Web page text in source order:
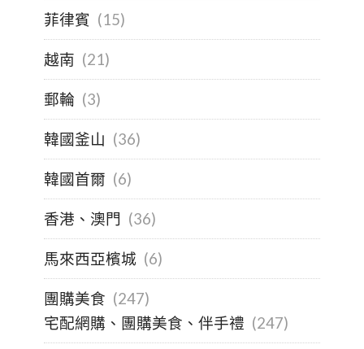
菲律賓 (15)
越南 (21)
郵輪 (3)
韓國釜山 (36)
韓國首爾 (6)
香港、澳門 (36)
馬來西亞檳城 (6)
團購美食 (247)
宅配網購、團購美食、伴手禮 (247)